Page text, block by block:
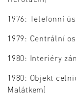
1976: Telefonní
1979: Centrální
1980: Interiéry
1980: Objekt
Malátkem)